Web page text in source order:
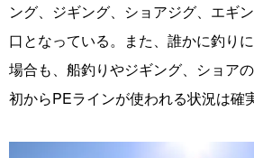
ング、ジギング、ショアジグ、エギ
口となっている。また、誰かに釣り
場合も、船釣りやジギング、ショア
初からPEラインが使われる状況は確